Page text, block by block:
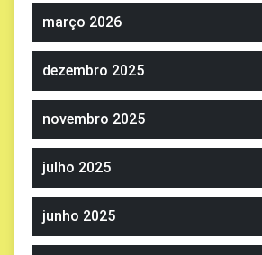
março 2026
dezembro 2025
novembro 2025
julho 2025
junho 2025